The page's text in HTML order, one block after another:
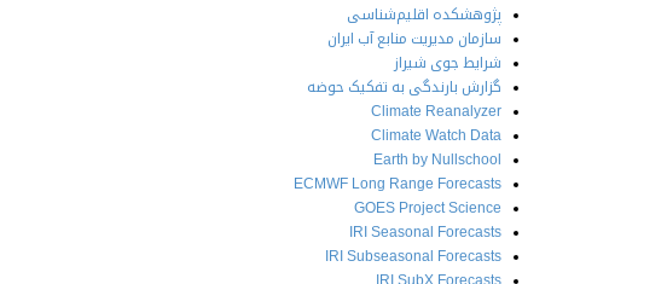
پژوهشکده اقلیم‌شناسی
سازمان مدیریت منابع آب ایران
شرایط جوی شیراز
گزارش بارندگی به تفکیک حوضه‌
Climate Reanalyzer
Climate Watch Data
Earth by Nullschool
ECMWF Long Range Forecasts
GOES Project Science
IRI Seasonal Forecasts
IRI Subseasonal Forecasts
IRI SubX Forecasts